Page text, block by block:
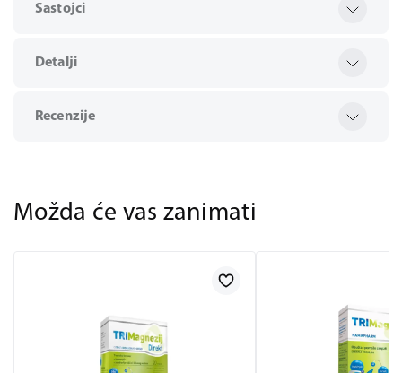
Sastojci
Detalji
Recenzije
Možda će vas zanimati